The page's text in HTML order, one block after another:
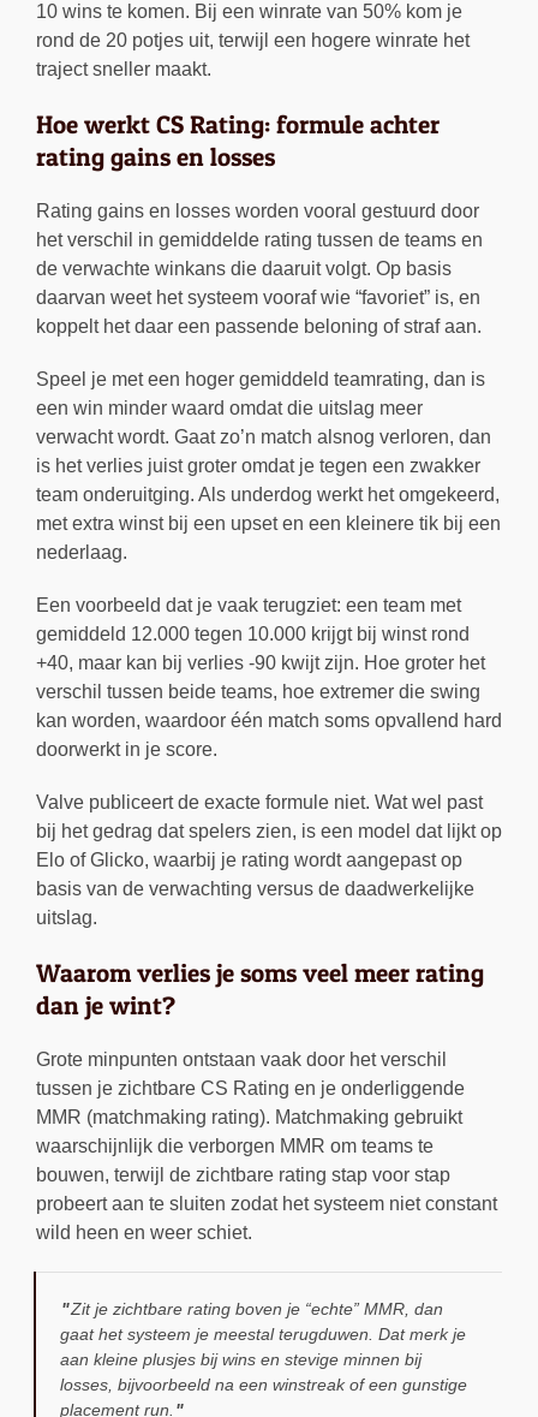
10 wins te komen. Bij een winrate van 50% kom je
rond de 20 potjes uit, terwijl een hogere winrate het
traject sneller maakt.
Hoe werkt CS Rating: formule achter
rating gains en losses
Rating gains en losses worden vooral gestuurd door
het verschil in gemiddelde rating tussen de teams en
de verwachte winkans die daaruit volgt. Op basis
daarvan weet het systeem vooraf wie “favoriet” is, en
koppelt het daar een passende beloning of straf aan.
Speel je met een hoger gemiddeld teamrating, dan is
een win minder waard omdat die uitslag meer
verwacht wordt. Gaat zo’n match alsnog verloren, dan
is het verlies juist groter omdat je tegen een zwakker
team onderuitging. Als underdog werkt het omgekeerd,
met extra winst bij een upset en een kleinere tik bij een
nederlaag.
Een voorbeeld dat je vaak terugziet: een team met
gemiddeld 12.000 tegen 10.000 krijgt bij winst rond
+40, maar kan bij verlies -90 kwijt zijn. Hoe groter het
verschil tussen beide teams, hoe extremer die swing
kan worden, waardoor één match soms opvallend hard
doorwerkt in je score.
Valve publiceert de exacte formule niet. Wat wel past
bij het gedrag dat spelers zien, is een model dat lijkt op
Elo of Glicko, waarbij je rating wordt aangepast op
basis van de verwachting versus de daadwerkelijke
uitslag.
Waarom verlies je soms veel meer rating
dan je wint?
Grote minpunten ontstaan vaak door het verschil
tussen je zichtbare CS Rating en je onderliggende
MMR (matchmaking rating). Matchmaking gebruikt
waarschijnlijk die verborgen MMR om teams te
bouwen, terwijl de zichtbare rating stap voor stap
probeert aan te sluiten zodat het systeem niet constant
wild heen en weer schiet.
Zit je zichtbare rating boven je “echte” MMR, dan
gaat het systeem je meestal terugduwen. Dat merk je
aan kleine plusjes bij wins en stevige minnen bij
losses, bijvoorbeeld na een winstreak of een gunstige
placement run.